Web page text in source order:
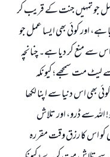
جو تمہیں جنت کے قریب کر
اور کوئی بھی ایسا عمل جو
سے منع کر دیا ہے۔ چنانچہ
لیٹ مت سمجھے؛ کیونکہ
اس دنیا سے اپنا لکھا
اللہ سے ڈرو، اور تلاش
کو اس کا رزق وقت مقررہ